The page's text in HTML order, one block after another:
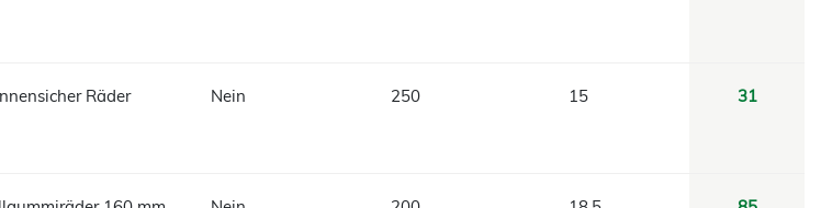
Räder Nein 250 15 31